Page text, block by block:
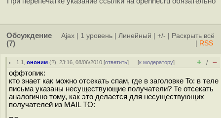
Обсуждение
(7)
Ajax 1 уровень Линейный +/-
Раскрыть всё
RSS
1.1 ,ононим (?), 23:16, 08/06/2010 [ответить] [к модератору] + / –
оффтопик:
кто знает как можно отсекать спам, где в заголовке To: в теле
письма указаны несуществующие получатели? Те отсекать
аналогично тому, как это делается для несуществующих
получателей из MAIL TO: